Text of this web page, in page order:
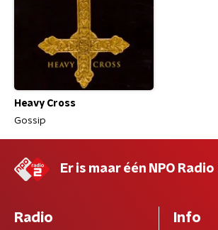
Heavy Cross
Gossip
Er is maar één NPO Radio
Radio Info